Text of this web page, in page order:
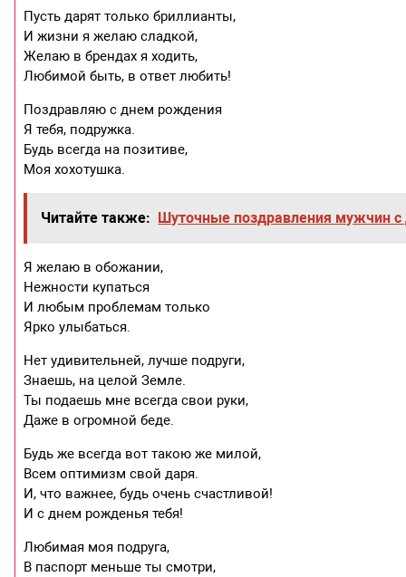
Пусть дарят только бриллианты,
И жизни я желаю сладкой,
Желаю в брендах я ходить,
Любимой быть, в ответ любить!
Поздравляю с днем рождения
Я тебя, подружка.
Будь всегда на позитиве,
Моя хохотушка.
Читайте также: Шуточные поздравления мужчин
Я желаю в обожании,
Нежности купаться
И любым проблемам только
Ярко улыбаться.
Нет удивительней, лучше подруги,
Знаешь, на целой Земле.
Ты подаешь мне всегда свои руки,
Даже в огромной беде.
Будь же всегда вот такою же милой,
Всем оптимизм свой даря.
И, что важнее, будь очень счастливой!
И с днем рожденья тебя!
Любимая моя подруга,
В паспорт меньше ты смотри,